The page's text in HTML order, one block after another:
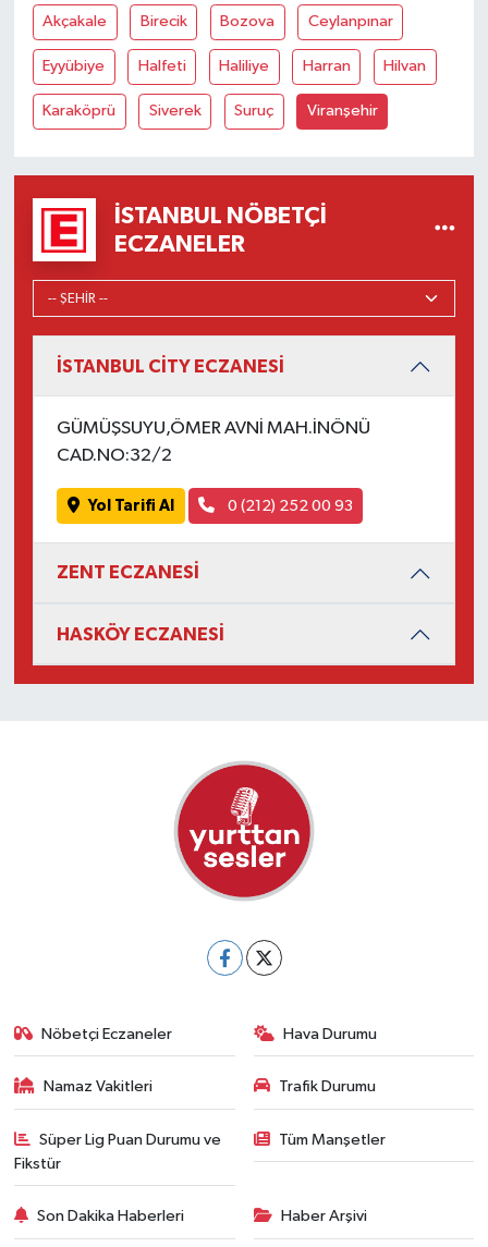
Akçakale Birecik Bozova Ceylanpınar
Eyyübiye Halfeti Haliliye Harran Hilvan
Karaköprü Siverek Suruç Viranşehir
İSTANBUL NÖBETÇI
ECZANELER
İSTANBUL CİTY ECZANESİ
GÜMÜŞSUYU,ÖMER AVNİ MAH.İNÖNÜ
CAD.NO:32/2
Yol Tarifi Al 0 (212) 252 00 93
ZENT ECZANESİ
HASKÖY ECZANESİ
Nöbetçi Eczaneler Hava Durumu
Namaz Vakitleri Trafik Durumu
Süper Lig Puan Durumu ve
Fikstür
Tüm Manşetler
Son Dakika Haberleri Haber Arşivi